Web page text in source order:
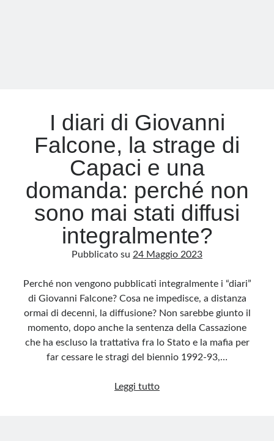
I diari di Giovanni
Falcone, la strage di
Capaci e una
domanda: perché non
sono mai stati diffusi
integralmente?
Pubblicato su 24 Maggio 2023
Perché non vengono pubblicati integralmente i “diari”
di Giovanni Falcone? Cosa ne impedisce, a distanza
ormai di decenni, la diffusione? Non sarebbe giunto il
momento, dopo anche la sentenza della Cassazione
che ha escluso la trattativa fra lo Stato e la mafia per
far cessare le stragi del biennio 1992-93,…
Leggi tuttoI